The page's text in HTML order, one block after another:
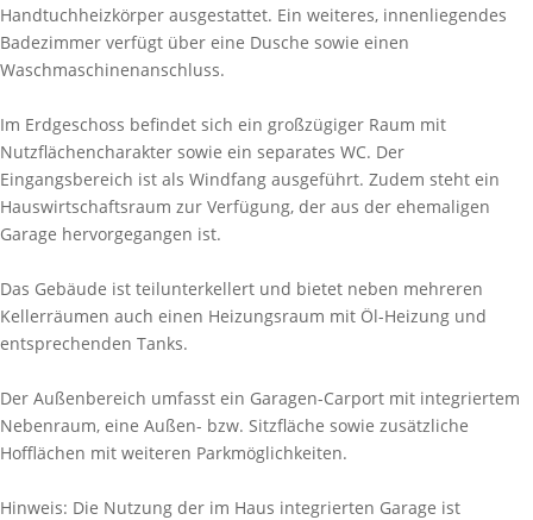
Handtuchheizkörper ausgestattet. Ein weiteres, innenliegendes
Badezimmer verfügt über eine Dusche sowie einen
Waschmaschinenanschluss.
Im Erdgeschoss befindet sich ein großzügiger Raum mit
Nutzflächencharakter sowie ein separates WC. Der
Eingangsbereich ist als Windfang ausgeführt. Zudem steht ein
Hauswirtschaftsraum zur Verfügung, der aus der ehemaligen
Garage hervorgegangen ist.
Das Gebäude ist teilunterkellert und bietet neben mehreren
Kellerräumen auch einen Heizungsraum mit Öl-Heizung und
entsprechenden Tanks.
Der Außenbereich umfasst ein Garagen-Carport mit integriertem
Nebenraum, eine Außen- bzw. Sitzfläche sowie zusätzliche
Hofflächen mit weiteren Parkmöglichkeiten.
Hinweis: Die Nutzung der im Haus integrierten Garage ist